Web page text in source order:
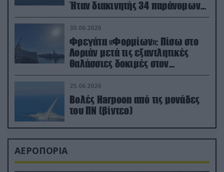
Ήταν διακινητής 34 παράνομων
μεταναστών
30.06.2026
Φρεγάτα «Φορμίων»: Πίσω στο
Λοριάν μετά τις εξαντλητικές
θαλάσσιες δοκιμές στον
απαιτητικό Βισκαϊκό
25.06.2026
Βολές Harpoon από τις μονάδες
του ΠΝ (βίντεο)
ΑΕΡΟΠΟΡΙΑ